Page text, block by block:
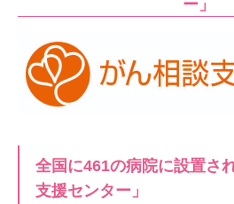
ー」
全国に461の病院に設置さ
支援センター」